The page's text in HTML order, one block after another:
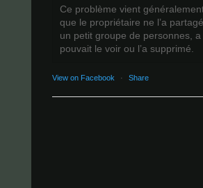
Ce problème vient
que le propriétaire ne l’a
un petit groupe de personnes,
pouvait le voir ou l’a supprimé.
View on Facebook · Share